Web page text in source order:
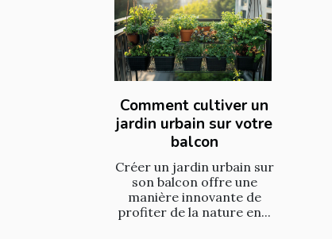
Comment cultiver un
jardin urbain sur votre
balcon
Créer un jardin urbain sur
son balcon offre une
manière innovante de
profiter de la nature en...